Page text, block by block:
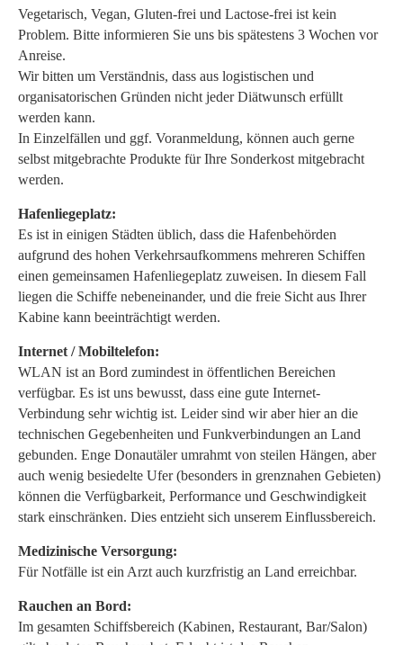
Vegetarisch, Vegan, Gluten-frei und Lactose-frei ist kein
Problem. Bitte informieren Sie uns bis spätestens 3 Wochen vor
Anreise.
Wir bitten um Verständnis, dass aus logistischen und
organisatorischen Gründen nicht jeder Diätwunsch erfüllt
werden kann.
In Einzelfällen und ggf. Voranmeldung, können auch gerne
selbst mitgebrachte Produkte für Ihre Sonderkost mitgebracht
werden.
Hafenliegeplatz:
Es ist in einigen Städten üblich, dass die Hafenbehörden
aufgrund des hohen Verkehrsaufkommens mehreren Schiffen
einen gemeinsamen Hafenliegeplatz zuweisen. In diesem Fall
liegen die Schiffe nebeneinander, und die freie Sicht aus Ihrer
Kabine kann beeinträchtigt werden.
Internet / Mobiltelefon:
WLAN ist an Bord zumindest in öffentlichen Bereichen
verfügbar. Es ist uns bewusst, dass eine gute Internet-
Verbindung sehr wichtig ist. Leider sind wir aber hier an die
technischen Gegebenheiten und Funkverbindungen an Land
gebunden. Enge Donautäler umrahmt von steilen Hängen, aber
auch wenig besiedelte Ufer (besonders in grenznahen Gebieten)
können die Verfügbarkeit, Performance und Geschwindigkeit
stark einschränken. Dies entzieht sich unserem Einflussbereich.
Medizinische Versorgung:
Für Notfälle ist ein Arzt auch kurzfristig an Land erreichbar.
Rauchen an Bord:
Im gesamten Schiffsbereich (Kabinen, Restaurant, Bar/Salon)